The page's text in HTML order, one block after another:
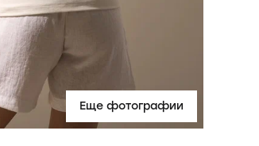
Еще фотографии